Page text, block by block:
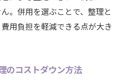
。併用を選ぶことで、整理と
用負担を軽減できる点が大き
のコストダウン方法